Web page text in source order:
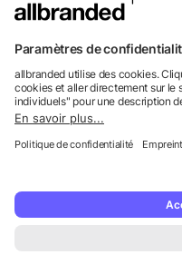
Nous commercialisons
non aux